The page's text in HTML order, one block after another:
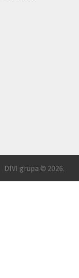
DIVI grupa © 2026.